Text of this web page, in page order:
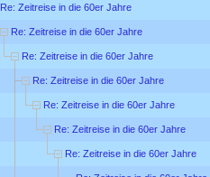
Re: Zeitreise in die 60er Jahre
Re: Zeitreise in die 60er Jahre
Re: Zeitreise in die 60er Jahre
Re: Zeitreise in die 60er Jahre
Re: Zeitreise in die 60er Jahre
Re: Zeitreise in die 60er Jahre
Re: Zeitreise in die 60er Jahre